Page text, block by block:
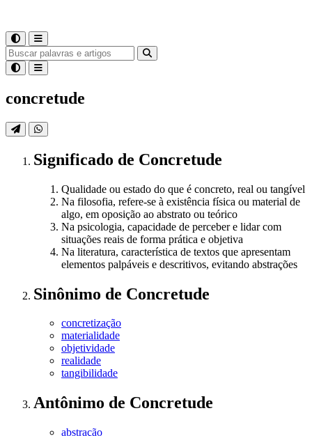
concretude
Significado de Concretude
Qualidade ou estado do que é concreto, real ou tangível
Na filosofia, refere-se à existência física ou material de
algo, em oposição ao abstrato ou teórico
Na psicologia, capacidade de perceber e lidar com
situações reais de forma prática e objetiva
Na literatura, característica de textos que apresentam
elementos palpáveis e descritivos, evitando abstrações
Sinônimo de Concretude
concretização
materialidade
objetividade
realidade
tangibilidade
Antônimo de Concretude
abstração